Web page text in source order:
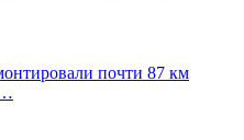
почти 87 км